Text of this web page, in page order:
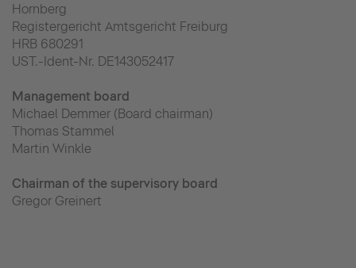
Hornberg
Registergericht Amtsgericht Freiburg
HRB 680291
UST.-Ident-Nr. DE143052417
Management board
Michael Demmer (Board chairman)
Thomas Stammel
Martin Winkle
Chairman of the supervisory board
Gregor Greinert